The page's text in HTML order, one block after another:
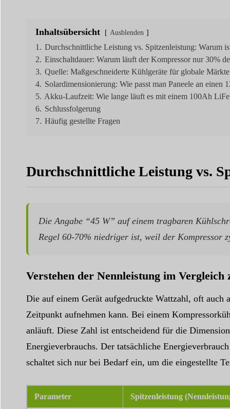
Inhaltsübersicht Ausblenden
1. Durchschnittliche Leistung vs. Spitzenleistung: Warum
2. Einschaltdauer: Warum läuft der Kompressor nur 30%
3. Quelle: Maßgeschneiderte Kühlgeräte für globale Märkte
4. Solardimensionierung: Wie passt man Paneele an einen
5. Akku-Laufzeit: Wie lange läuft es mit einem 100Ah
6. Schlussfolgerung
7. Häufig gestellte Fragen
Durchschnittliche Leistung vs.
Die Angabe “45 W” auf einem tragbaren
Regel 60-70% niedriger ist, weil der Kompressor
Verstehen der Nennleistung im
Die auf einem Gerät aufgedruckte Wattzahl, oft auch
Zeitpunkt aufnehmen kann. Bei einem
anläuft. Diese Zahl ist entscheidend für die
Energieverbrauchs. Der tatsächliche
schaltet sich nur bei Bedarf ein, um die eingestellte
Parameter Spitzenleistung